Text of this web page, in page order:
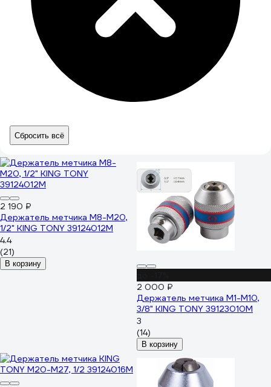
Сбросить всё
2 190 ₽
Держатель метчика М8-М20,
1/2" KING TONY 39124012M
4.4
(21)
В корзину
2 000 ₽
Держатель метчика М1-М10,
3/8" KING TONY 39123010M
3
(14)
В корзину